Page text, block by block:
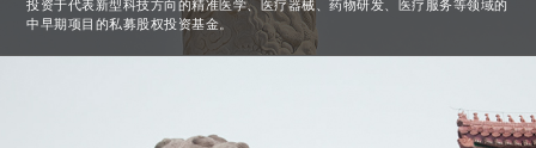
中早期项目的私募股权投资基金。